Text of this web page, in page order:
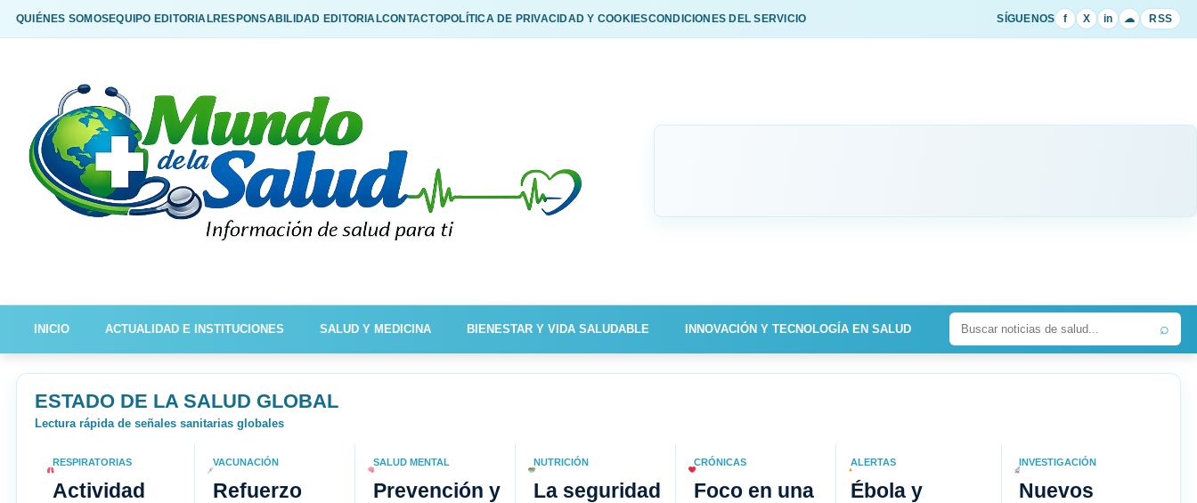
QUIÉNES SOMOSEQUIPO EDITORIALRESPONSABILIDAD EDITORIALCONTACTOPOLÍTICA DE PRIVACIDAD Y COOKIESCONDICIONES DEL SERVICIO SÍGUENOS f X in ☁ RSS
INICIO ACTUALIDAD E INSTITUCIONES SALUD Y MEDICINA BIENESTAR Y VIDA SALUDABLE INNOVACIÓN Y TECNOLOGÍA EN SALUD ⌕
ESTADO DE LA SALUD GLOBAL
Lectura rápida de señales sanitarias globales
RESPIRATORIAS
Actividad
VACUNACIÓN
Refuerzo
SALUD MENTAL
Prevención y
NUTRICIÓN
La seguridad
CRÓNICAS
Foco en una
ALERTAS
Ébola y
INVESTIGACIÓN
Nuevos